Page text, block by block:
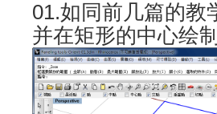
01.如同前几篇的教
并在矩形的中心绘